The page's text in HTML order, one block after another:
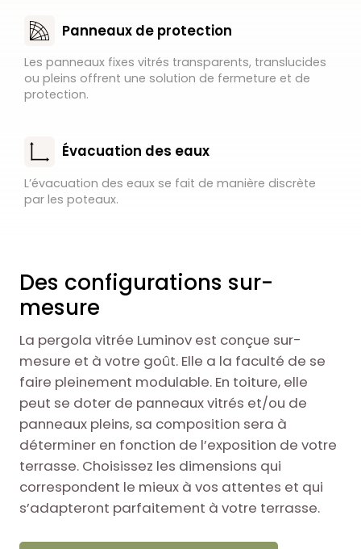
Panneaux de protection
Les panneaux fixes vitrés transparents, translucides
ou pleins offrent une solution de fermeture et de
protection.
Évacuation des eaux
L’évacuation des eaux se fait de manière discrète
par les poteaux.
Des configurations sur-
mesure
La pergola vitrée Luminov est conçue sur-
mesure et à votre goût. Elle a la faculté de se
faire pleinement modulable. En toiture, elle
peut se doter de panneaux vitrés et/ou de
panneaux pleins, sa composition sera à
déterminer en fonction de l’exposition de votre
terrasse. Choisissez les dimensions qui
correspondent le mieux à vos attentes et qui
s’adapteront parfaitement à votre terrasse.